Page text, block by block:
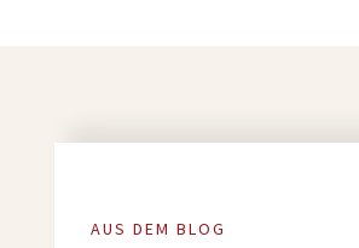
AUS DEM BLOG